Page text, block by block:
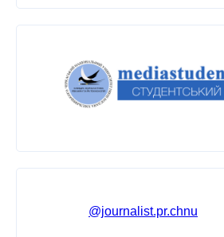
@journalist.pr.chnu